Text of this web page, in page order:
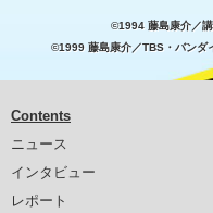
©1994 藤島康介／
©1999 藤島康介／TBS・バンダ
Contents
ニュース
インタビュー
レポート